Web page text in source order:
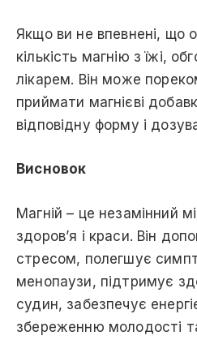
Якщо ви не впевнені, що
кількість магнію з їжі,
лікарем. Він може
приймати магнієві
відповідну форму і
Висновок
Магній – це незамінний
здоров’я і краси. Він
стресом, полегшує
менопаузи, підтримує
судин, забезпечує
збереженню молодості